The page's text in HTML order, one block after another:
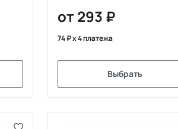
от 293
74 x 4 платежа
Выбрать